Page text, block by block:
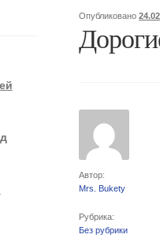
Опубликовано
Автор:
Mrs. Bukety
Рубрика:
Без рубрики